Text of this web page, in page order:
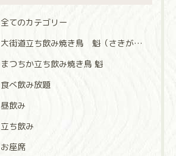
全てのカテゴリー
大街道立ち飲み焼き鳥 魁（さきがけ）
まつちか立ち飲み焼き鳥 魁
食べ飲み放題
昼飲み
立ち飲み
お座席